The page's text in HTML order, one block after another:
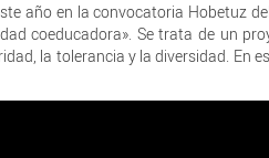
año en la convocatoria Hobetuz
coeducadora». Se trata de un
la tolerancia y la diversidad. En